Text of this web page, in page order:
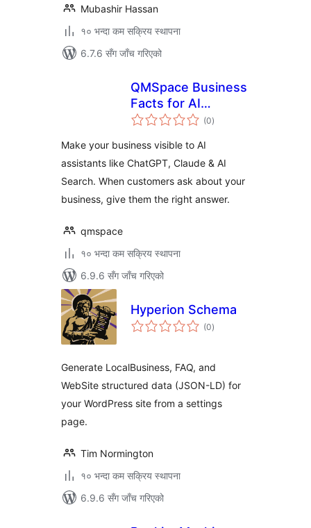
Mubashir Hassan
१० भन्दा कम सक्रिय स्थापना
6.7.6 सँग जाँच गरिएको
QMSpace Business
Facts for AI
Assistants
(0कुल
रेटिङ्गहरू
)
Make your business visible to AI
assistants like ChatGPT, Claude & AI
Search. When customers ask about your
business, give them the right answer.
qmspace
१० भन्दा कम सक्रिय स्थापना
6.9.6 सँग जाँच गरिएको
Hyperion Schema
(0कुल
रेटिङ्गहरू
)
Generate LocalBusiness, FAQ, and
WebSite structured data (JSON-LD) for
your WordPress site from a settings
page.
Tim Normington
१० भन्दा कम सक्रिय स्थापना
6.9.6 सँग जाँच गरिएको